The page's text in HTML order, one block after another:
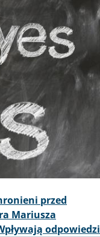
przed
Mariusza
odpowiedzi